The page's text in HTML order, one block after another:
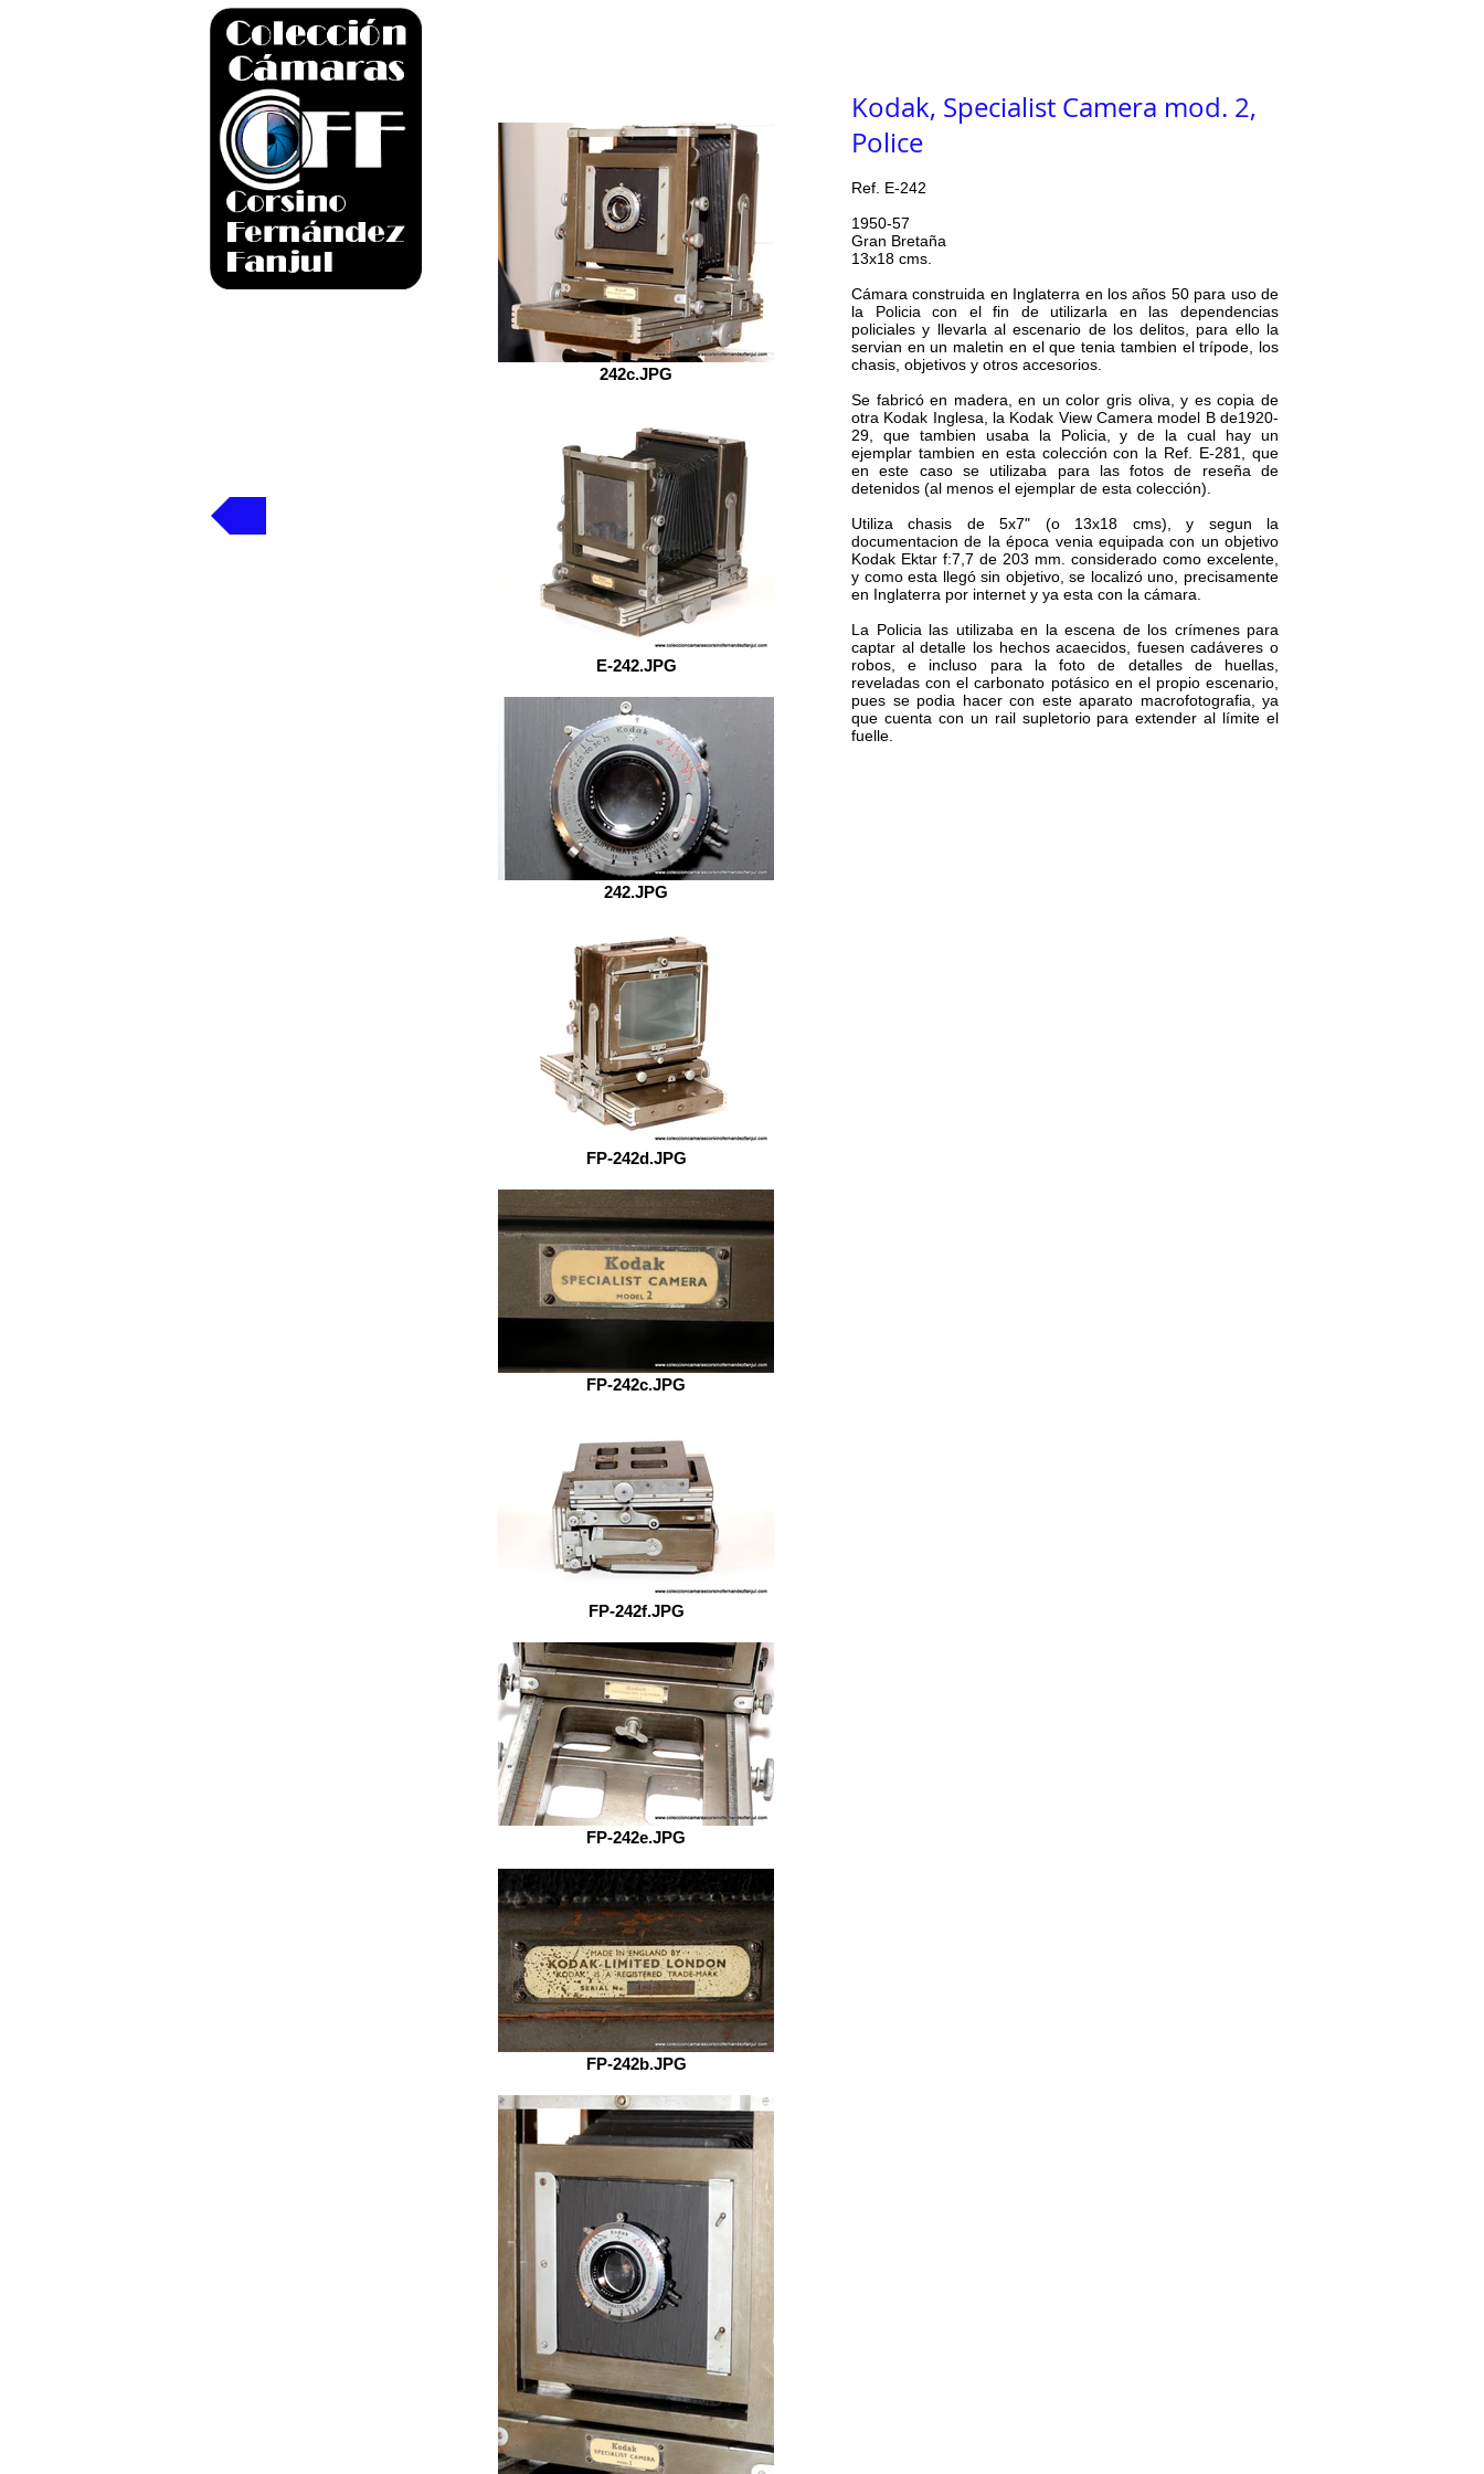
242c.JPG
E-242.JPG
242.JPG
FP-242d.JPG
FP-242c.JPG
FP-242f.JPG
FP-242e.JPG
FP-242b.JPG
Kodak, Specialist Camera mod. 2,
Police
Ref. E-242
1950-57
Gran Bretaña
13x18 cms.
Cámara construida en Inglaterra en los años 50 para uso de
la Policia con el fin de utilizarla en las dependencias
policiales y llevarla al escenario de los delitos, para ello la
servian en un maletin en el que tenia tambien el trípode, los
chasis, objetivos y otros accesorios.
Se fabricó en madera, en un color gris oliva, y es copia de
otra Kodak Inglesa, la Kodak View Camera model B de1920-
29, que tambien usaba la Policia, y de la cual hay un
ejemplar tambien en esta colección con la Ref. E-281, que
en este caso se utilizaba para las fotos de reseña de
detenidos (al menos el ejemplar de esta colección).
Utiliza chasis de 5x7" (o 13x18 cms), y segun la
documentacion de la época venia equipada con un objetivo
Kodak Ektar f:7,7 de 203 mm. considerado como excelente,
y como esta llegó sin objetivo, se localizó uno, precisamente
en Inglaterra por internet y ya esta con la cámara.
La Policia las utilizaba en la escena de los crímenes para
captar al detalle los hechos acaecidos, fuesen cadáveres o
robos, e incluso para la foto de detalles de huellas,
reveladas con el carbonato potásico en el propio escenario,
pues se podia hacer con este aparato macrofotografia, ya
que cuenta con un rail supletorio para extender al límite el
fuelle.